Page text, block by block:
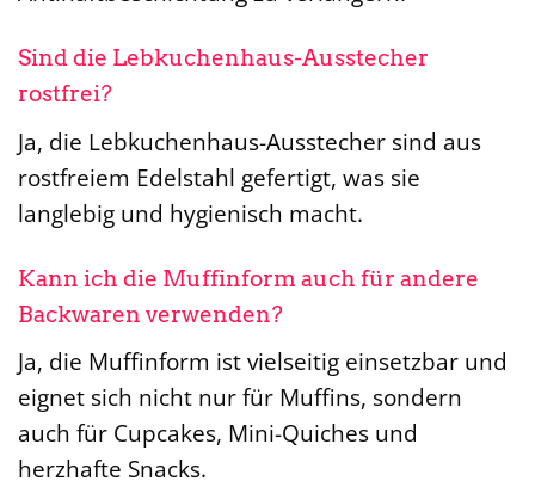
Sind die Lebkuchenhaus-Ausstecher
rostfrei?
Ja, die Lebkuchenhaus-Ausstecher sind aus
rostfreiem Edelstahl gefertigt, was sie
langlebig und hygienisch macht.
Kann ich die Muffinform auch für andere
Backwaren verwenden?
Ja, die Muffinform ist vielseitig einsetzbar und
eignet sich nicht nur für Muffins, sondern
auch für Cupcakes, Mini-Quiches und
herzhafte Snacks.